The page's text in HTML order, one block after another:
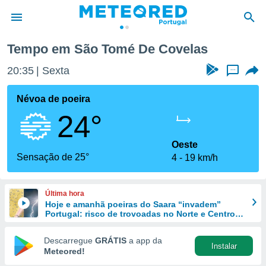
da
foi
fornecidas
a este
das
e
forma
digital
Tempo em São Tomé De Covelas
20:35 Sexta ...
Névoa de poeira
24°
Sensação de 25°
Oeste
4
19 km/h
Última hora
Hoje e amanhã poeiras do Saara “invadem”
Portugal: risco de trovoadas no Norte e Centro
Descarregue GRÁTIS a app da
Meteored!
Instalar